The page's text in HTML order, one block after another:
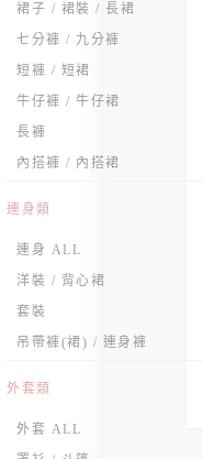
裙子 / 裙裝 / 長裙
七分褲 / 九分褲
短褲 / 短裙
牛仔褲 / 牛仔裙
長褲
內搭褲 / 內搭裙
連身類
連身 ALL
洋裝 / 背心裙
套裝
吊帶褲(裙) / 連身褲
外套類
外套 ALL